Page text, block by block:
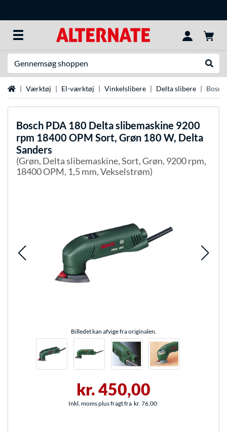
StartsideVærktøj El-værktøj Vinkelslibere Delta slibere
Bosch PDA 180 Delta slibemaskine 9200
rpm 18400 OPM Sort, Grøn 180 W, Delta
Sanders
(Grøn, Delta slibemaskine, Sort, Grøn, 9200 rpm,
18400 OPM, 1,5 mm, Vekselstrøm)
Billedet kan afvige fra originalen.
kr. 450,00
Inkl. moms plus fragt fra kr. 76,00